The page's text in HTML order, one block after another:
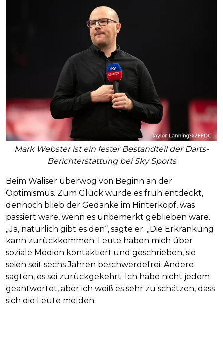
Mark Webster ist ein fester Bestandteil der Darts-
Berichterstattung bei Sky Sports
Beim Waliser überwog von Beginn an der
Optimismus. Zum Glück wurde es früh entdeckt,
dennoch blieb der Gedanke im Hinterkopf, was
passiert wäre, wenn es unbemerkt geblieben wäre.
„Ja, natürlich gibt es den“, sagte er. „Die Erkrankung
kann zurückkommen. Leute haben mich über
soziale Medien kontaktiert und geschrieben, sie
seien seit sechs Jahren beschwerdefrei. Andere
sagten, es sei zurückgekehrt. Ich habe nicht jedem
geantwortet, aber ich weiß es sehr zu schätzen, dass
sich die Leute melden.